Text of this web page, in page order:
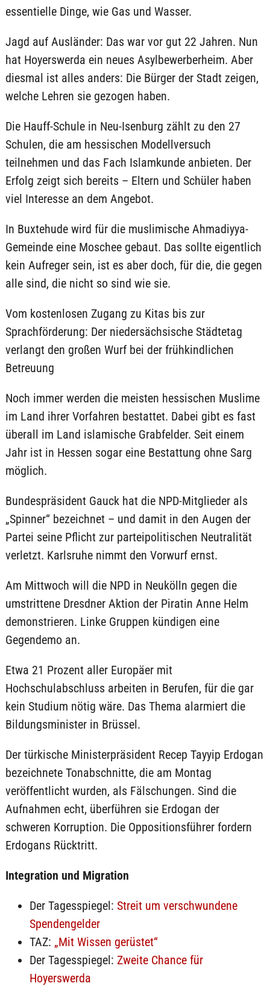
essentielle Dinge, wie Gas und Wasser.
Jagd auf Ausländer: Das war vor gut 22 Jahren. Nun
hat Hoyerswerda ein neues Asylbewerberheim. Aber
diesmal ist alles anders: Die Bürger der Stadt zeigen,
welche Lehren sie gezogen haben.
Die Hauff-Schule in Neu-Isenburg zählt zu den 27
Schulen, die am hessischen Modellversuch
teilnehmen und das Fach Islamkunde anbieten. Der
Erfolg zeigt sich bereits – Eltern und Schüler haben
viel Interesse an dem Angebot.
In Buxtehude wird für die muslimische Ahmadiyya-
Gemeinde eine Moschee gebaut. Das sollte eigentlich
kein Aufreger sein, ist es aber doch, für die, die gegen
alle sind, die nicht so sind wie sie.
Vom kostenlosen Zugang zu Kitas bis zur
Sprachförderung: Der niedersächsische Städtetag
verlangt den großen Wurf bei der frühkindlichen
Betreuung
Noch immer werden die meisten hessischen Muslime
im Land ihrer Vorfahren bestattet. Dabei gibt es fast
überall im Land islamische Grabfelder. Seit einem
Jahr ist in Hessen sogar eine Bestattung ohne Sarg
möglich.
Bundespräsident Gauck hat die NPD-Mitglieder als
„Spinner“ bezeichnet – und damit in den Augen der
Partei seine Pflicht zur parteipolitischen Neutralität
verletzt. Karlsruhe nimmt den Vorwurf ernst.
Am Mittwoch will die NPD in Neukölln gegen die
umstrittene Dresdner Aktion der Piratin Anne Helm
demonstrieren. Linke Gruppen kündigen eine
Gegendemo an.
Etwa 21 Prozent aller Europäer mit
Hochschulabschluss arbeiten in Berufen, für die gar
kein Studium nötig wäre. Das Thema alarmiert die
Bildungsminister in Brüssel.
Der türkische Ministerpräsident Recep Tayyip Erdogan
bezeichnete Tonabschnitte, die am Montag
veröffentlicht wurden, als Fälschungen. Sind die
Aufnahmen echt, überführen sie Erdogan der
schweren Korruption. Die Oppositionsführer fordern
Erdogans Rücktritt.
Integration und Migration
Der Tagesspiegel: Streit um verschwundene
Spendengelder
TAZ: „Mit Wissen gerüstet“
Der Tagesspiegel: Zweite Chance für
Hoyerswerda